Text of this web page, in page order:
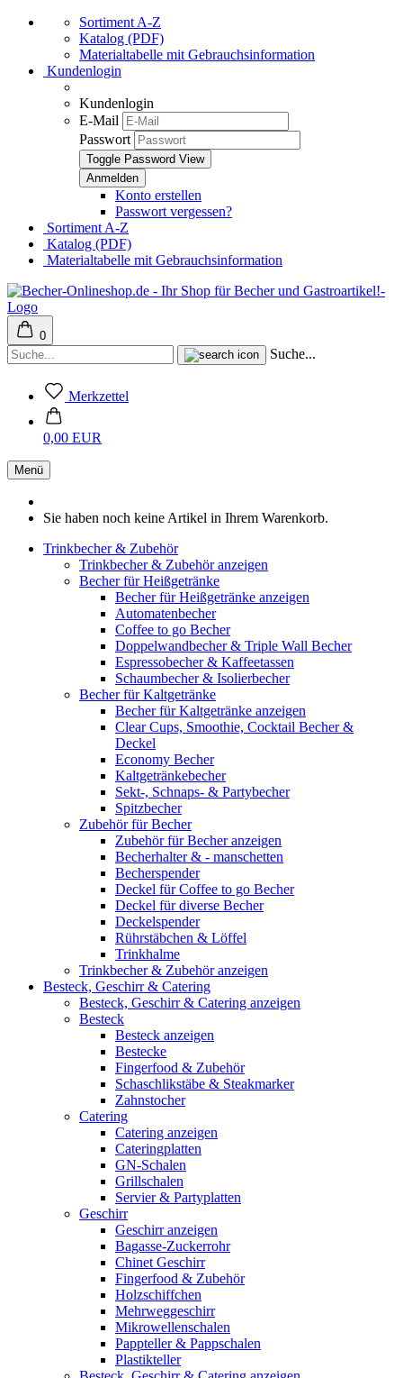
Sortiment A-Z
Katalog (PDF)
Materialtabelle mit Gebrauchsinformation
Kundenlogin
Kundenlogin
E-Mail
Passwort
Toggle Password View
Konto erstellen
Passwort vergessen?
Sortiment A-Z
Katalog (PDF)
Materialtabelle mit Gebrauchsinformation
0
Suche...
Merkzettel
0,00 EUR
Menü
Sie haben noch keine Artikel in Ihrem Warenkorb.
Trinkbecher & Zubehör
Trinkbecher & Zubehör anzeigen
Becher für Heißgetränke
Becher für Heißgetränke anzeigen
Automatenbecher
Coffee to go Becher
Doppelwandbecher & Triple Wall Becher
Espressobecher & Kaffeetassen
Schaumbecher & Isolierbecher
Becher für Kaltgetränke
Becher für Kaltgetränke anzeigen
Clear Cups, Smoothie, Cocktail Becher &
Deckel
Economy Becher
Kaltgetränkebecher
Sekt-, Schnaps- & Partybecher
Spitzbecher
Zubehör für Becher
Zubehör für Becher anzeigen
Becherhalter & - manschetten
Becherspender
Deckel für Coffee to go Becher
Deckel für diverse Becher
Deckelspender
Rührstäbchen & Löffel
Trinkhalme
Trinkbecher & Zubehör anzeigen
Besteck, Geschirr & Catering
Besteck, Geschirr & Catering anzeigen
Besteck
Besteck anzeigen
Bestecke
Fingerfood & Zubehör
Schaschlikstäbe & Steakmarker
Zahnstocher
Catering
Catering anzeigen
Cateringplatten
GN-Schalen
Grillschalen
Servier & Partyplatten
Geschirr
Geschirr anzeigen
Bagasse-Zuckerrohr
Chinet Geschirr
Fingerfood & Zubehör
Holzschiffchen
Mehrweggeschirr
Mikrowellenschalen
Pappteller & Pappschalen
Plastikteller